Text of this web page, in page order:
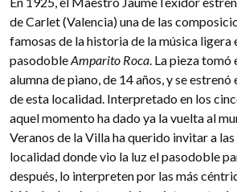
de Carlet (Valencia) una de las
famosas de la historia de la música ligera
pasodobleAmparito Roca. La pieza tomó
alumna de piano, de 14 años, y se
de esta localidad. Interpretado en los
aquel momento ha dado ya la vuelta al
Veranos de la Villa ha querido invitar a
localidad donde vio la luz el pasodoble
después, lo interpreten por las más